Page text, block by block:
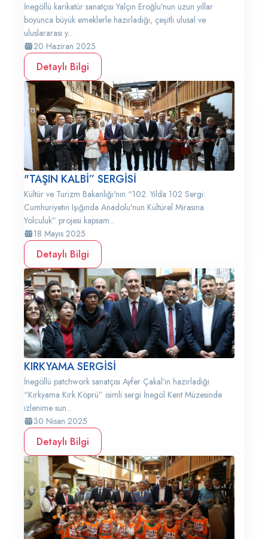
İnegöllü karikatür sanatçısı Yalçın Eroğlu’nun uzun yıllar
boyunca büyük emeklerle hazırladığı, çeşitli ulusal ve
uluslararası y...
20 Haziran 2025
Detaylı Bilgi
"TAŞIN KALBİ” SERGİSİ
Kültür ve Turizm Bakanlığı'nın “102. Yılda 102 Sergi:
Cumhuriyetin Işığında Anadolu’nun Kültürel Mirasına
Yolculuk” projesi kapsam...
18 Mayıs 2025
Detaylı Bilgi
KIRKYAMA SERGİSİ
İnegöllü patchwork sanatçısı Ayfer Çakal’ın hazırladığı
“Kırkyama Kırk Köprü” isimli sergi İnegöl Kent Müzesinde
izlenime sun...
30 Nisan 2025
Detaylı Bilgi